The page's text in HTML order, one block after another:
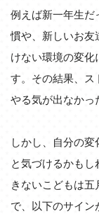
例えば新一年生だ
慣や、新しいお友
けない環境の変化
す。その結果、ス
やる気が出なかっ
しかし、自分の変
と気づけるかも
きないこどもは五
で、以下のサイン